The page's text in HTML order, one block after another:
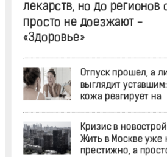
лекарств, но до регионов
просто не доезжают -
«Здоровье»
Отпуск прошел, а
выглядит
кожа реагирует на
Кризис в
Жить в Москве уже
престижно, а